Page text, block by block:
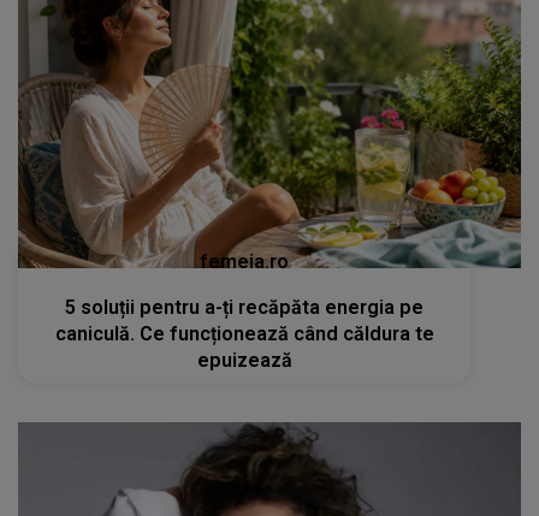
femeia.ro
5 soluții pentru a-ți recăpăta energia pe
caniculă. Ce funcționează când căldura te
epuizează